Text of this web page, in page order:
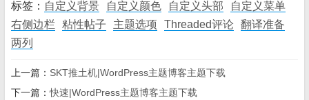
标签： 自定义背景 自定义颜色 自定义头部
自定义菜单
右侧边栏
粘性帖子 主题选项 Threaded评论 翻译准备
两列
上一篇： SKT推土机|WordPress主题博客主题下载
下一篇：快速|WordPress主题博客主题下载